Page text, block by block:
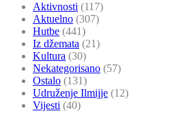
Aktivnosti (117)
Aktuelno (307)
Hutbe (441)
Iz džemata (21)
Kultura (30)
Nekategorisano (57)
Ostalo (131)
Udruženje Ilmijje (12)
Vijesti (40)